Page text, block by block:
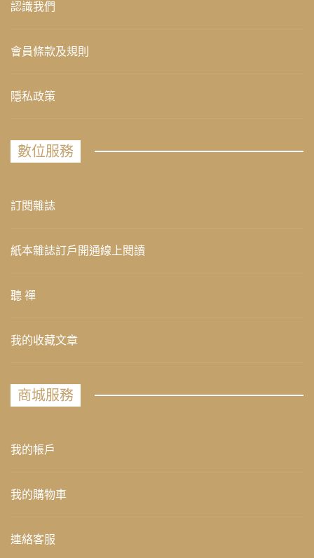
認識我們
會員條款及規則
隱私政策
數位服務
訂閱雜誌
紙本雜誌訂戶開通線上閱讀
聽 禪
我的收藏文章
商城服務
我的帳戶
我的購物車
連絡客服